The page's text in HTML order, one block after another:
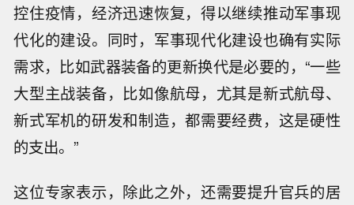
控住疫情，经济迅速恢复，得以继续推动军事现
代化的建设。同时，军事现代化建设也确有实际
需求，比如武器装备的更新换代是必要的，“一些
大型主战装备，比如像航母，尤其是新式航母、
新式军机的研发和制造，都需要经费，这是硬性
的支出。”
这位专家表示，除此之外，还需要提升官兵的居